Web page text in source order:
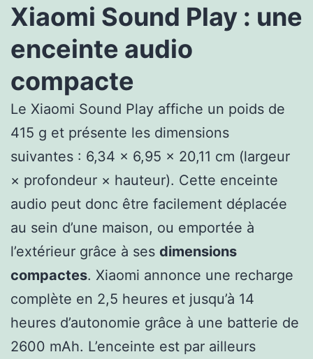
Xiaomi Sound Play : une
enceinte audio
compacte
Le Xiaomi Sound Play affiche un poids de
415 g et présente les dimensions
suivantes : 6,34 × 6,95 × 20,11 cm (largeur
× profondeur × hauteur). Cette enceinte
audio peut donc être facilement déplacée
au sein d’une maison, ou emportée à
l’extérieur grâce à ses dimensions
compactes. Xiaomi annonce une recharge
complète en 2,5 heures et jusqu’à 14
heures d’autonomie grâce à une batterie de
2600 mAh. L’enceinte est par ailleurs